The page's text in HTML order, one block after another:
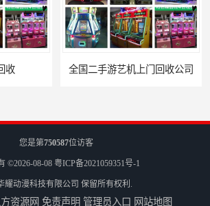
回收公司 电玩城整场回收
您是第750587位访客
©2026-08-08 粤ICP备2021059351号-1
耀动漫科技有限公司 保留所有权利.
资源网 免责声明 管理员入口 网站地图